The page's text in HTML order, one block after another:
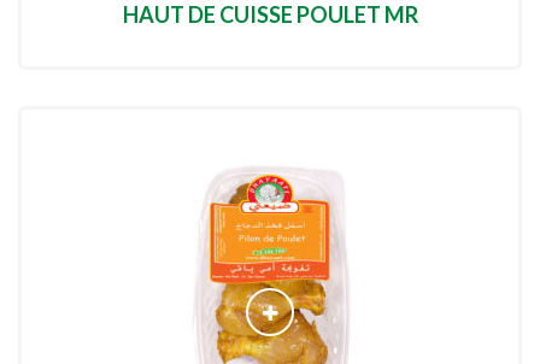
HAUT DE CUISSE POULET MR